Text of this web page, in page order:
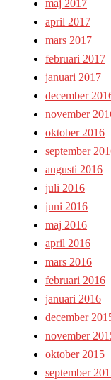
maj 2017
april 2017
mars 2017
februari 2017
januari 2017
december
november
oktober 2016
september
augusti 2016
juli 2016
juni 2016
maj 2016
april 2016
mars 2016
februari 2016
januari 2016
december
november
oktober 2015
september